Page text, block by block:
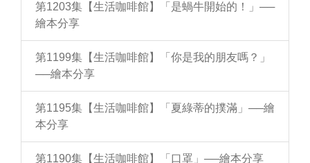
第1203集【生活咖啡館】「是蝸牛開始的！」──
繪本分享
第1199集【生活咖啡館】「你是我的朋友嗎？」
──繪本分享
第1195集【生活咖啡館】「夏綠蒂的撲滿」──繪
本分享
第1190集【生活咖啡館】「口罩」──繪本分享